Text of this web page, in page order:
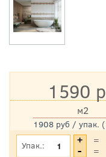
1590
1908 руб / упак.
м2
*Цена указана с
Упак.: =
=